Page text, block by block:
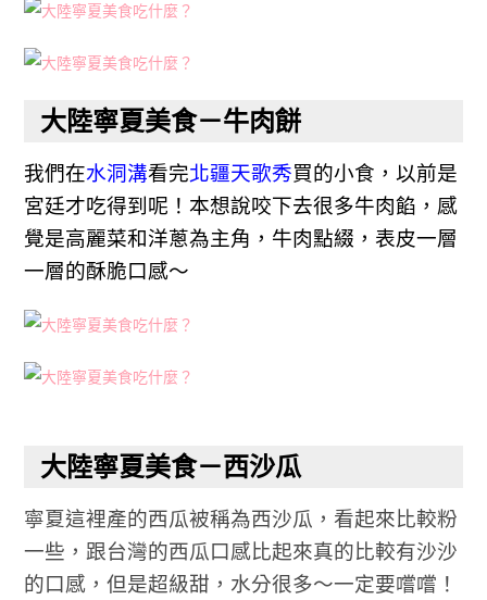
大陸寧夏美食－牛肉餅
我們在水洞溝看完北疆天歌秀買的小食，以前是
宮廷才吃得到呢！本想說咬下去很多牛肉餡，感
覺是高麗菜和洋蔥為主角，牛肉點綴，表皮一層
一層的酥脆口感～
大陸寧夏美食－西沙瓜
寧夏這裡產的西瓜被稱為西沙瓜，看起來比較粉
一些，跟台灣的西瓜口感比起來真的比較有沙沙
的口感，但是超級甜，水分很多～一定要嚐嚐！